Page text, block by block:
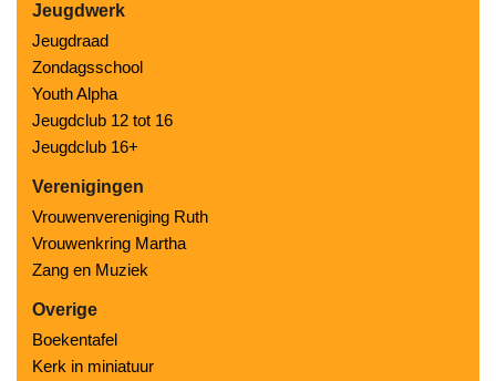
Jeugdwerk
Jeugdraad
Zondagsschool
Youth Alpha
Jeugdclub 12 tot 16
Jeugdclub 16+
Verenigingen
Vrouwenvereniging Ruth
Vrouwenkring Martha
Zang en Muziek
Overige
Boekentafel
Kerk in miniatuur